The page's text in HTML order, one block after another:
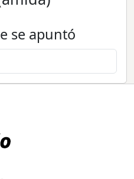
se apuntó